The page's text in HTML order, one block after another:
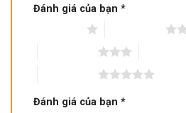
Đánh giá của bạn *
Đánh giá của bạn *